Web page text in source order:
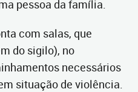
pessoa da família.
com salas, que
do sigilo), no
necessários
situação de violência.